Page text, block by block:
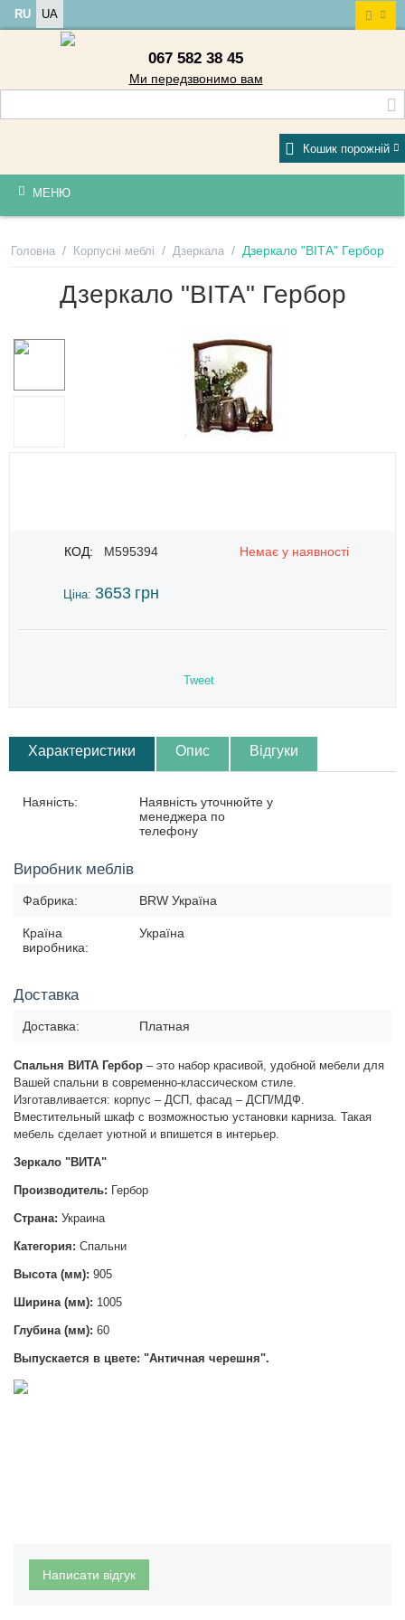
RU UA
067 582 38 45
Ми передзвонимо вам
Кошик порожній
МЕНЮ
Головна / Корпусні меблі / Дзеркала / Дзеркало "ВІТА" Гербор
Дзеркало "ВІТА" Гербор
КОД: M595394 Немає у наявності
Ціна: 3653 грн
Tweet
Характеристики Опис Відгуки
Наяність:
Наявність уточнюйте у
менеджера по
телефону
Виробник меблів
Фабрика: BRW Україна
Країна
виробника:
Україна
Доставка
Доставка: Платная
Спальня ВИТА Гербор – это набор красивой, удобной мебели для
Вашей спальни в современно-классическом стиле.
Изготавливается: корпус – ДСП, фасад – ДСП/МДФ.
Вместительный шкаф с возможностью установки карниза. Такая
мебель сделает уютной и впишется в интерьер.
Зеркало "ВИТА"
Производитель: Гербор
Страна: Украина
Категория: Спальни
Высота (мм): 905
Ширина (мм): 1005
Глубина (мм): 60
Выпускается в цвете: "Античная черешня".
Написати відгук